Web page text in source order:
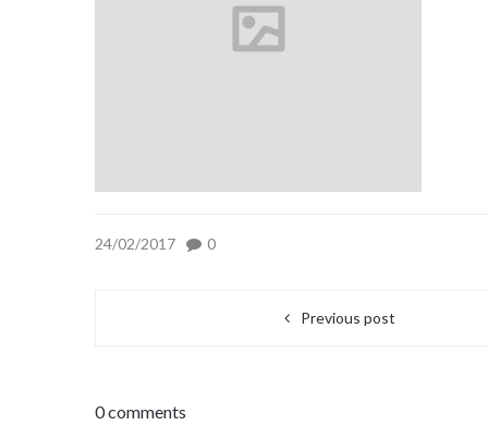
24/02/2017 0
Previous post
0 comments